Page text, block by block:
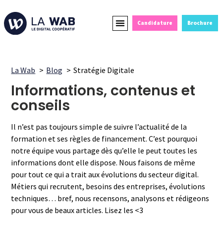
Candidature Brochure
La Wab Blog Stratégie Digitale
Informations, contenus et
conseils
Il n’est pas toujours simple de suivre l’actualité de la
formation et ses règles de financement. C’est pourquoi
notre équipe vous partage dès qu’elle le peut toutes les
informations dont elle dispose. Nous faisons de même
pour tout ce qui a trait aux évolutions du secteur digital.
Métiers qui recrutent, besoins des entreprises, évolutions
techniques… bref, nous recensons, analysons et rédigeons
pour vous de beaux articles. Lisez les <3